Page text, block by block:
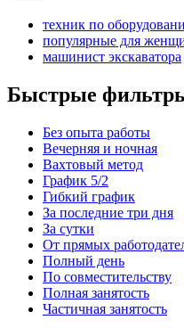
техник по
популярные для
машинист экскаватора
Быстрые
Без опыта работы
Вечерняя и ночная
Вахтовый метод
График 5/2
Гибкий график
За последние три дня
За сутки
От прямых
Полный день
По совместительству
Полная занятость
Частичная занятость